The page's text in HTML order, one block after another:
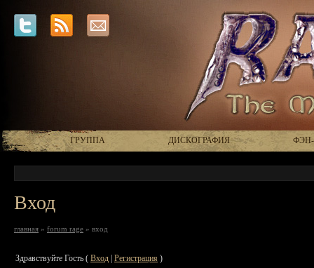
ГРУППА ДИСКОГРАФИЯ
Вход
главная » forum rage » вход
Здравствуйте Гость ( Вход Регистрация )